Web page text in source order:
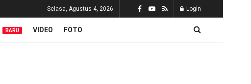
Selasa, Agustus 4, 2026 Login
BARU VIDEO FOTO